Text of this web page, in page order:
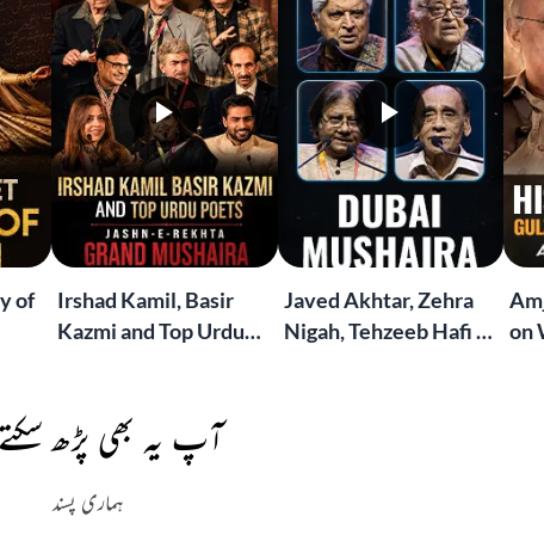
of
Irshad Kamil, Basir
Kazmi and Top Urdu
London Grand
Mushaira
Javed Akhtar, Zehra
Nigah, Tehzeeb Hafi &
on
آپ یہ بھی پڑھ
ہماری پسند